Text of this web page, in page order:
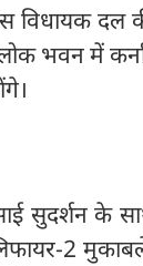
विधायक दल
भवन में
सुदर्शन के
2